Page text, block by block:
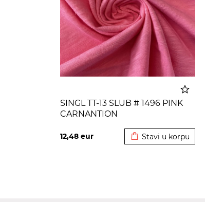
SINGL TT-13 SLUB # 1496 PINK
CARNANTION
12,48 eur Stavi u korpu